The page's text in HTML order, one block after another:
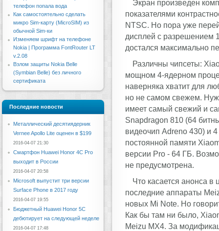
Экран произведен
показателями
NTSC. Но пора уже
дисплей с разрешением
достался максимально
Различны чипсеты:
мощном 4-ядерном
наверняка хватит для
но не самом свежем.
имеет самый свежий и
Snapdragon 810 (64
видеочип Adreno 430) и
постоянной памяти
версии Pro - 64 ГБ.
не предусмотрена.
Что касается анонса
последние аппараты
новых Mi Note. Но
Как бы там ни было,
Meizu MX4. За
телефон попала вода
Как самостоятельно сделать
микро Sim-карту (MicroSIM) из
обычной Sim-ки
Изменяем шрифт на телефоне
Nokia | Программа FontRouter LT
v.2.08
Взлом защиты Nokia Belle
(Symbian Belle) без личного
сертификата
Последние новости
Металлический десятиядерник
Vernee Apollo Lite оценен в $199
2016-04-07 21:30
Смартфон Huawei Honor 4C Pro
выходит в России
2016-04-07 20:58
Microsoft выпустит три версии
Surface Phone в 2017 году
2016-04-07 19:55
Бюджетный Huawei Honor 5C
дебютирует на следующей неделе
2016-04-07 17:48